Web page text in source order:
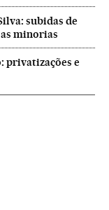
subidas de
minorias
privatizações e